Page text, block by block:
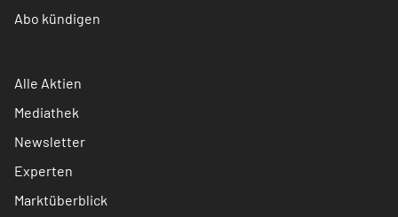
Abo kündigen
Alle Aktien
Mediathek
Newsletter
Experten
Marktüberblick